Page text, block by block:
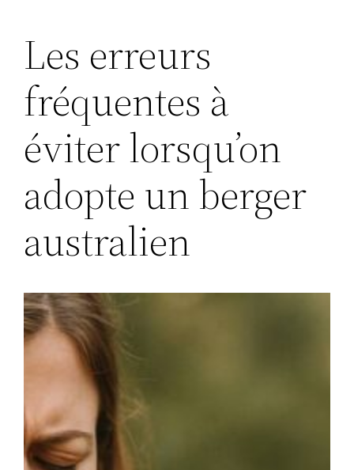
Les erreurs
fréquentes à
éviter lorsqu’on
adopte un berger
australien